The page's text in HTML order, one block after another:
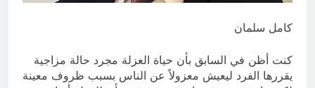
تمنعها)؟ واخطر زعماء الارهاب بالعراق
كامل سلمان
كنت أظن في السابق بأن حياة العزلة مجرد حالة مزاجية
يقررها الفرد ليعيش معزولاً عن الناس بسبب ظروف معينة